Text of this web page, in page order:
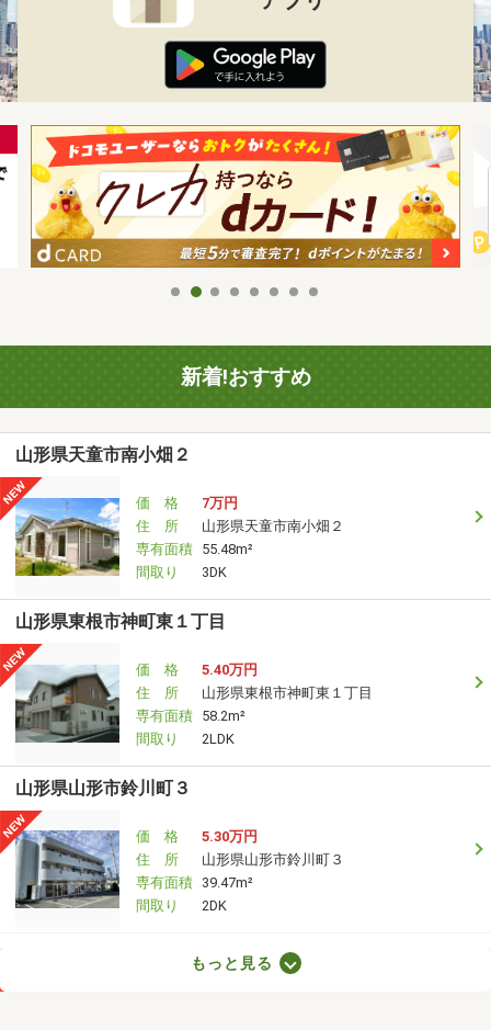
新着!おすすめ
山形県天童市南小畑２
価 格
7万円
住 所
山形県天童市南小畑２
専有面積 55.48m²
間取り
3DK
山形県東根市神町東１丁目
価 格
5.40万円
住 所
山形県東根市神町東１丁目
専有面積 58.2m²
間取り
2LDK
山形県山形市鈴川町３
価 格
5.30万円
住 所
山形県山形市鈴川町３
専有面積 39.47m²
間取り
2DK
山形県山形市松波１丁目もっと見る